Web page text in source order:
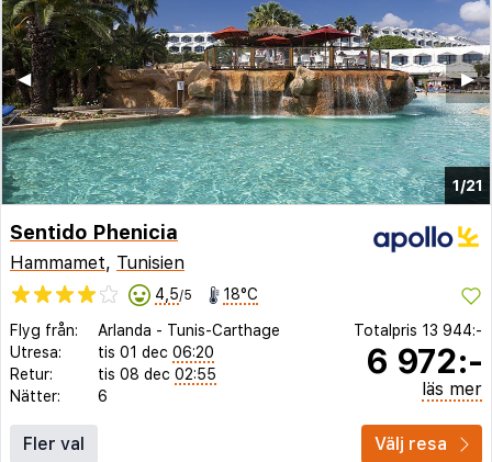
1/21
▶︎
◀︎
Sentido Phenicia
Hammamet, Tunisien
4,5/5 18°C
Flyg från: Arlanda - Tunis-Carthage
Utresa:
tis 01 dec 06:20
Retur:
tis 08 dec 02:55
Nätter:
6
Totalpris 13 944:-
6 972:-
läs mer
Fler val Välj resa